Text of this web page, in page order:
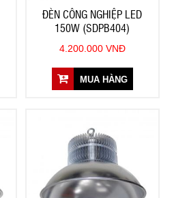
ĐÈN CÔNG NGHIỆP LED
150W (SDPB404)
4.200.000 VNĐ
MUA HÀNG